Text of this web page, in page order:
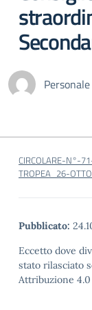
CIRCOLARE-N°-
TROPEA_26-
Pubblicato:
Eccetto dove
stato rilasciato
Attribuzione